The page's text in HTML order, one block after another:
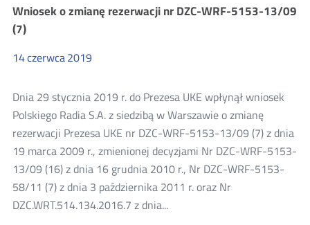
rezerwacji
5153-
Wniosek o zmianę rezerwacji nr DZC-WRF-5153-13/09
(7)
14czerwca2019
Dnia 29 stycznia 2019 r. do Prezesa UKE wpłynął wniosek
Polskiego Radia S.A. z siedzibą w Warszawie o zmianę
rezerwacji Prezesa UKE nr DZC-WRF-5153-13/09 (7) z dnia
19 marca 2009 r., zmienionej decyzjami Nr DZC-WRF-5153-
13/09 (16) z dnia 16 grudnia 2010 r., Nr DZC-WRF-5153-
58/11 (7) z dnia 3 października 2011 r. oraz Nr
DZC.WRT.514.134.2016.7 z dnia...